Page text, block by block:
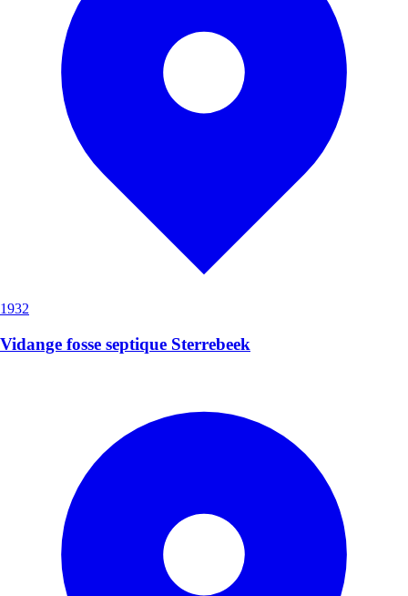
1932
Vidange fosse septique Sterrebeek